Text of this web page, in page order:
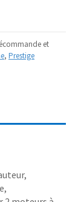
et
, Prestige